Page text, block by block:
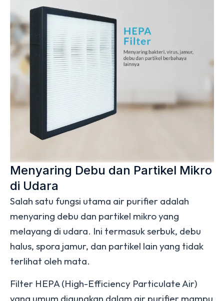
Menyaring Debu dan Partikel Mikro
di Udara
Salah satu fungsi utama air purifier adalah
menyaring debu dan partikel mikro yang
melayang di udara. Ini termasuk serbuk, debu
halus, spora jamur, dan partikel lain yang tidak
terlihat oleh mata.
Filter HEPA (High-Efficiency Particulate Air)
yang umum digunakan dalam air purifier mampu